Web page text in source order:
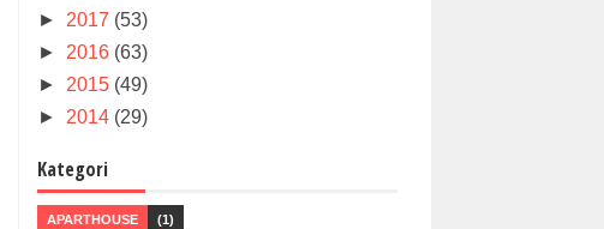
► 2017 (53)
► 2016 (63)
► 2015 (49)
► 2014 (29)
Kategori
APARTHOUSE (1)